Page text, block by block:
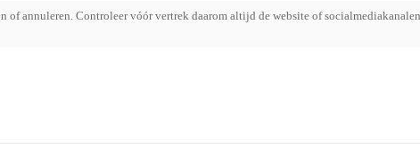
annuleren. Controleer vóór vertrek daarom altijd de website of